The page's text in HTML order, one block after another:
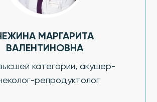
МАРГАРИТА
ВАЛЕНТИНОВНА
категории, акушер-
репродуктолог